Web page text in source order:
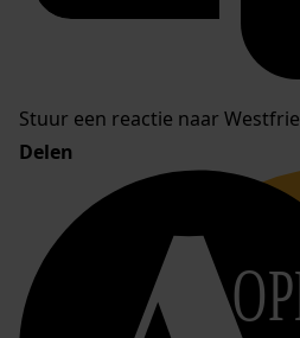
Stuur een reactie naar
Delen